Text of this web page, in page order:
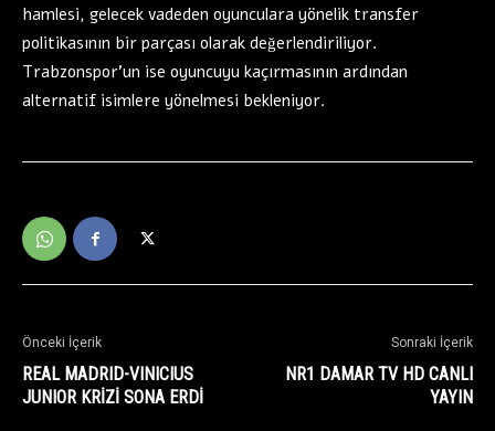
hamlesi, gelecek vadeden oyunculara yönelik transfer
politikasının bir parçası olarak değerlendiriliyor.
Trabzonspor’un ise oyuncuyu kaçırmasının ardından
alternatif isimlere yönelmesi bekleniyor.
Önceki İçerik
REAL MADRID-VINICIUS
JUNIOR KRİZİ SONA ERDİ
Sonraki İçerik
NR1 DAMAR TV HD CANLI
YAYIN